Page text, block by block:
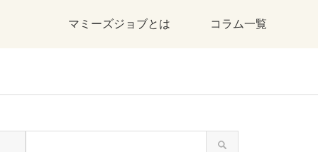
マミーズジョブとは コラム一覧